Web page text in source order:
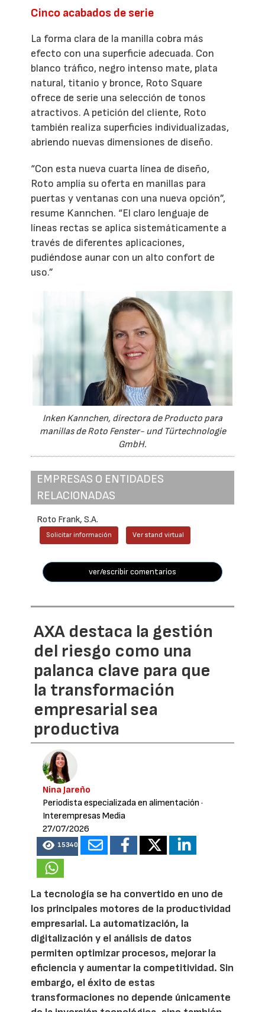
Cinco acabados de serie
La forma clara de la manilla cobra más
efecto con una superficie adecuada. Con
blanco tráfico, negro intenso mate, plata
natural, titanio y bronce, Roto Square
ofrece de serie una selección de tonos
atractivos. A petición del cliente, Roto
también realiza superficies individualizadas,
abriendo nuevas dimensiones de diseño.
“Con esta nueva cuarta línea de diseño,
Roto amplía su oferta en manillas para
puertas y ventanas con una nueva opción”,
resume Kannchen. “El claro lenguaje de
líneas rectas se aplica sistemáticamente a
través de diferentes aplicaciones,
pudiéndose aunar con un alto confort de
uso.”
Inken Kannchen, directora de Producto para
manillas de Roto Fenster- und Türtechnologie
GmbH.
EMPRESAS O ENTIDADES
RELACIONADAS
Roto Frank, S.A.
Solicitar información Ver stand virtual
ver/escribir comentarios
AXA destaca la gestión
del riesgo como una
palanca clave para que
la transformación
empresarial sea
productiva
Nina Jareño
Periodista especializada en alimentación ·
Interempresas Media
27/07/2026
15340
La tecnología se ha convertido en uno de
los principales motores de la productividad
empresarial. La automatización, la
digitalización y el análisis de datos
permiten optimizar procesos, mejorar la
eficiencia y aumentar la competitividad. Sin
embargo, el éxito de estas
transformaciones no depende únicamente